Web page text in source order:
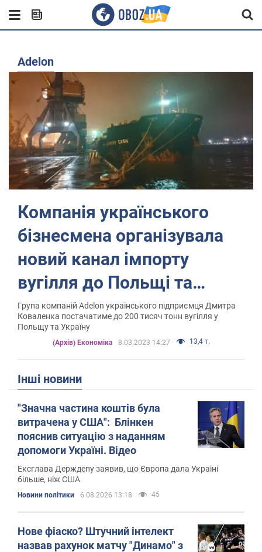
Adelon
Компанія українського
бізнесмена організувала
новий канал імпорту
вугілля до Польщі та
України
Група компаній Adelon українського підприємця Дмитра
Коваленка постачатиме до 200 тисяч тонн вугілля у
Польщу та Україну
(Архів) Економіка 8.03.2023 14:27 13,4 т.
Інші новини
"Значна частина коштів була
витрачена у США": Блінкен
пояснив ситуацію з наданням
допомоги Україні. Відео
Ексглава Держдепу заявив, що Європа дала Україні
більше, ніж США
Новини політики 6.08.2026 13:18 45
Нове фіаско? Штучний інтелект
назвав рахунок матчу "Динамо" з